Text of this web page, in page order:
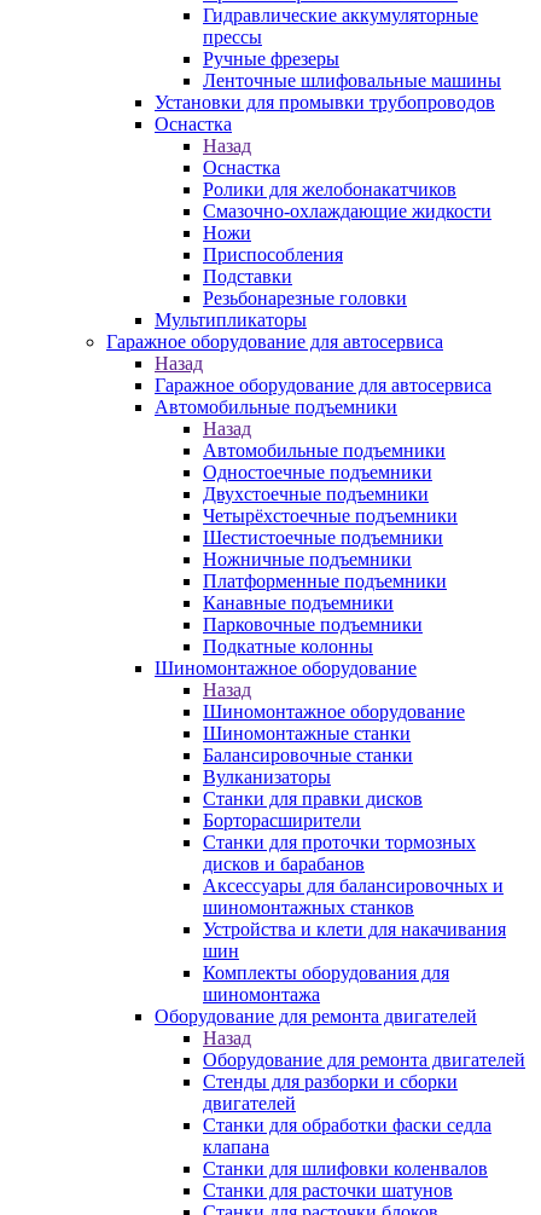
Гидравлические аккумуляторные
прессы
Ручные фрезеры
Ленточные шлифовальные машины
Установки для промывки трубопроводов
Оснастка
Назад
Оснастка
Ролики для желобонакатчиков
Смазочно-охлаждающие жидкости
Ножи
Приспособления
Подставки
Резьбонарезные головки
Мультипликаторы
Гаражное оборудование для автосервиса
Назад
Гаражное оборудование для автосервиса
Автомобильные подъемники
Назад
Автомобильные подъемники
Одностоечные подъемники
Двухстоечные подъемники
Четырёхстоечные подъемники
Шестистоечные подъемники
Ножничные подъемники
Платформенные подъемники
Канавные подъемники
Парковочные подъемники
Подкатные колонны
Шиномонтажное оборудование
Назад
Шиномонтажное оборудование
Шиномонтажные станки
Балансировочные станки
Вулканизаторы
Станки для правки дисков
Борторасширители
Станки для проточки тормозных
дисков и барабанов
Аксессуары для балансировочных и
шиномонтажных станков
Устройства и клети для накачивания
шин
Комплекты оборудования для
шиномонтажа
Оборудование для ремонта двигателей
Назад
Оборудование для ремонта двигателей
Стенды для разборки и сборки
двигателей
Станки для обработки фаски седла
клапана
Станки для шлифовки коленвалов
Станки для расточки шатунов